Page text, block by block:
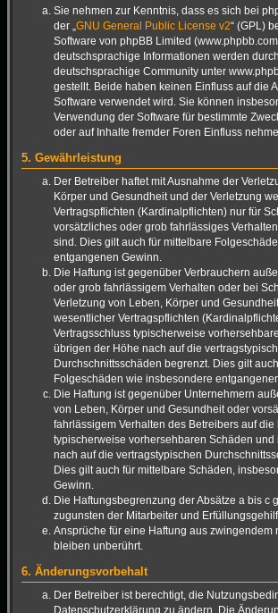
Sie nehmen zur Kenntnis, dass es sich bei
der „ GNU General Public License v2“ (GPL)
Software von phpBB Limited
deutschsprachige Informationen werden
deutschsprachige Community unter
gestellt. Beide haben keinen Einfluss auf die
Software verwendet wird. Sie können
Verwendung der Software für bestimmte
oder auf Inhalte fremder Foren Einfluss
5. Gewährleistung
Der Betreiber haftet mit Ausnahme der
Körper und Gesundheit und der Verletzung
Vertragspflichten (Kardinalpflichten) nur für
vorsätzliches oder grob fahrlässiges
sind. Dies gilt auch für mittelbare
entgangenen Gewinn.
Die Haftung ist gegenüber Verbrauchern
oder grob fahrlässigem Verhalten oder bei
Verletzung von Leben, Körper und
wesentlicher Vertragspflichten
Vertragsschluss typischerweise
übrigen der Höhe nach auf die
Durchschnittsschäden begrenzt. Dies gilt
Folgeschäden wie insbesondere
Die Haftung ist gegenüber Unternehmern
von Leben, Körper und Gesundheit oder
fahrlässigem Verhalten des Betreibers auf die
typischerweise vorhersehbaren Schäden und
nach auf die vertragstypischen
Dies gilt auch für mittelbare Schäden,
Gewinn.
Die Haftungsbegrenzung der Absätze a bis c
zugunsten der Mitarbeiter und
Ansprüche für eine Haftung aus zwingendem
bleiben unberührt.
6. Änderungsvorbehalt
Der Betreiber ist berechtigt, die
Datenschutzerklärung zu ändern. Die